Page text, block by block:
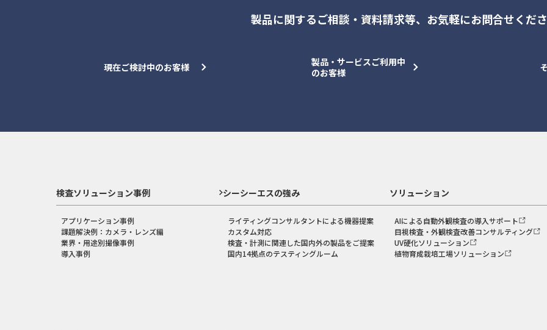
製品に関するご相談・資料請求等、 お気軽にお問合せくださ
現在ご検討中のお客様
製品・サービスご利用中
のお客様
検査ソリューション事例
アプリケーション事例
課題解決例：カメラ・レンズ編
業界・用途別撮像事例
導入事例
シーシーエスの強み
ライティングコンサルタントによる機器提案
カスタム対応
検査・計測に関連した国内外の製品をご提案
国内14拠点のテスティングルーム
ソリューション
AIによる自動外観検査の導入サポート
目視検査・外観検査改善コンサルティング
UV硬化ソリューション
植物育成栽培工場ソリューション